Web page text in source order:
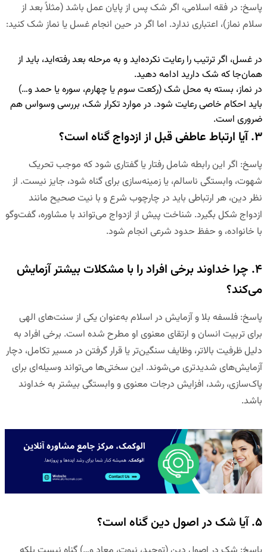
پاسخ: در فقه اسلامی، اگر شک پس از پایان عمل باشد (مثلاً بعد از
سلام نماز)، اعتباری ندارد. اما اگر در حین انجام غسل یا نماز شک کنید:
در غسل، اگر ترتیب را رعایت نکرده‌اید و به مرحله بعد رفته‌اید، باید از
همان‌جا که شک دارید ادامه دهید.
در نماز، بسته به محل شک (رکعت سوم یا چهارم، سوره یا حمد و…)
باید احکام خاصی رعایت شود. در موارد تکرار شک، بررسی وسواس هم
ضروری است.
۳. آیا ارتباط عاطفی قبل از ازدواج گناه است؟
پاسخ: اگر این رابطه شامل رفتار یا گفتاری شود که موجب تحریک
شهوت، وابستگی ناسالم، یا زمینه‌سازی برای گناه شود، جایز نیست. از
نظر دین، هر ارتباطی باید در چارچوب شرع و با نیت صحیح مانند
ازدواج شکل بگیرد. شناخت پیش از ازدواج می‌تواند با مشاوره، گفت‌وگو
با خانواده، و حفظ حدود شرعی انجام شود.
۴. چرا خداوند برخی افراد را با مشکلات بیشتر آزمایش
می‌کند؟
پاسخ: فلسفه بلا و آزمایش در اسلام به‌عنوان یکی از سنت‌های الهی
برای تربیت انسان و ارتقای معنوی او مطرح شده است. برخی افراد به
دلیل ظرفیت بالاتر، وظایف سنگین‌تر یا قرار گرفتن در مسیر تکامل، دچار
آزمایش‌های شدیدتری می‌شوند. این سختی‌ها می‌تواند وسیله‌ای برای
پاک‌سازی، رشد، افزایش درجات معنوی و وابستگی بیشتر به خداوند
باشد.
۵. آیا شک در اصول دین گناه است؟